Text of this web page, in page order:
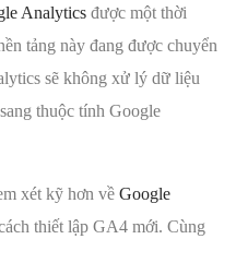
Analytics được một thời
tảng này đang được chuyển
sẽ không xử lý dữ liệu
thuộc tính Google
xét kỹ hơn về Google
thiết lập GA4 mới. Cùng